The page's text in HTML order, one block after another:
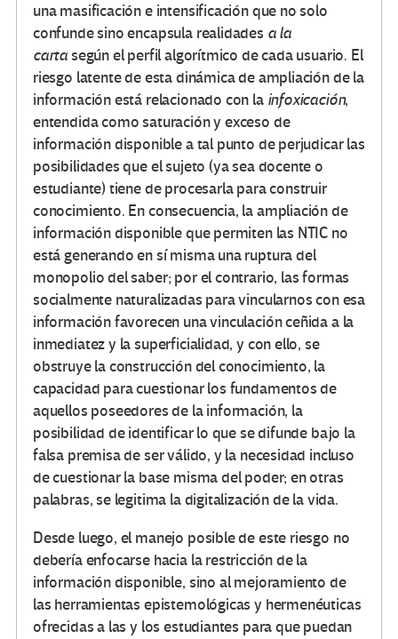
una masificación e intensificación que no solo
confunde sino encapsula realidades a la
carta según el perfil algorítmico de cada usuario. El
riesgo latente de esta dinámica de ampliación de la
información está relacionado con la infoxicación,
entendida como saturación y exceso de
información disponible a tal punto de perjudicar las
posibilidades que el sujeto (ya sea docente o
estudiante) tiene de procesarla para construir
conocimiento. En consecuencia, la ampliación de
información disponible que permiten las NTIC no
está generando en sí misma una ruptura del
monopolio del saber; por el contrario, las formas
socialmente naturalizadas para vincularnos con esa
información favorecen una vinculación ceñida a la
inmediatez y la superficialidad, y con ello, se
obstruye la construcción del conocimiento, la
capacidad para cuestionar los fundamentos de
aquellos poseedores de la información, la
posibilidad de identificar lo que se difunde bajo la
falsa premisa de ser válido, y la necesidad incluso
de cuestionar la base misma del poder; en otras
palabras, se legitima la digitalización de la vida.
Desde luego, el manejo posible de este riesgo no
debería enfocarse hacia la restricción de la
información disponible, sino al mejoramiento de
las herramientas epistemológicas y hermenéuticas
ofrecidas a las y los estudiantes para que puedan